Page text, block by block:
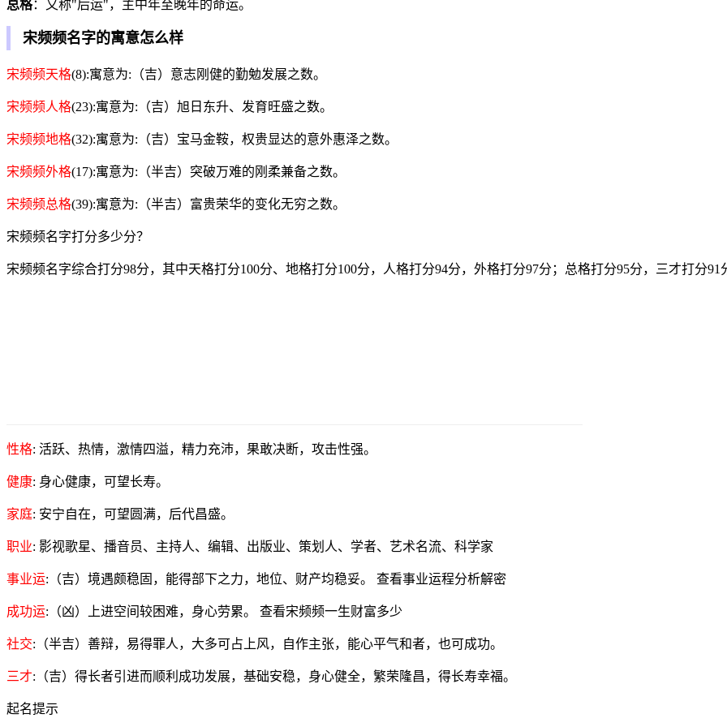
总格：又称"后运"，主中年至晚年的命运。
宋频频名字的寓意怎么样
宋频频天格(8):寓意为:（吉）意志刚健的勤勉发展之数。
宋频频人格(23):寓意为:（吉）旭日东升、发育旺盛之数。
宋频频地格(32):寓意为:（吉）宝马金鞍，权贵显达的意外惠泽之数。
宋频频外格(17):寓意为:（半吉）突破万难的刚柔兼备之数。
宋频频总格(39):寓意为:（半吉）富贵荣华的变化无穷之数。
宋频频名字打分多少分？
宋频频名字综合打分98分，其中天格打分100分、地格打分100分，人格打分94分，外格打分97分；总格打分95分，三才打分91
性格: 活跃、热情，激情四溢，精力充沛，果敢决断，攻击性强。
健康: 身心健康，可望长寿。
家庭: 安宁自在，可望圆满，后代昌盛。
职业: 影视歌星、播音员、主持人、编辑、出版业、策划人、学者、艺术名流、科学家
事业运:（吉）境遇颇稳固，能得部下之力，地位、财产均稳妥。 查看事业运程分析解密
成功运:（凶）上进空间较困难，身心劳累。 查看宋频频一生财富多少
社交:（半吉）善辩，易得罪人，大多可占上风，自作主张，能心平气和者，也可成功。
三才:（吉）得长者引进而顺利成功发展，基础安稳，身心健全，繁荣隆昌，得长寿幸福。
起名提示